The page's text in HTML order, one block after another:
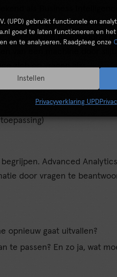
(UPD) gebruikt functionele en
goed te laten functioneren en
en te analyseren. Raadpleeg onze
Instellen
Privacyverklaring UPD
als Business
overbodig wordt wanneer
vakgebieden beantwoorden
van een machine door
zich op vragen als:
Advanced
door vragen te
opnieuw gaat uitvallen?
te passen? En zo ja, wat